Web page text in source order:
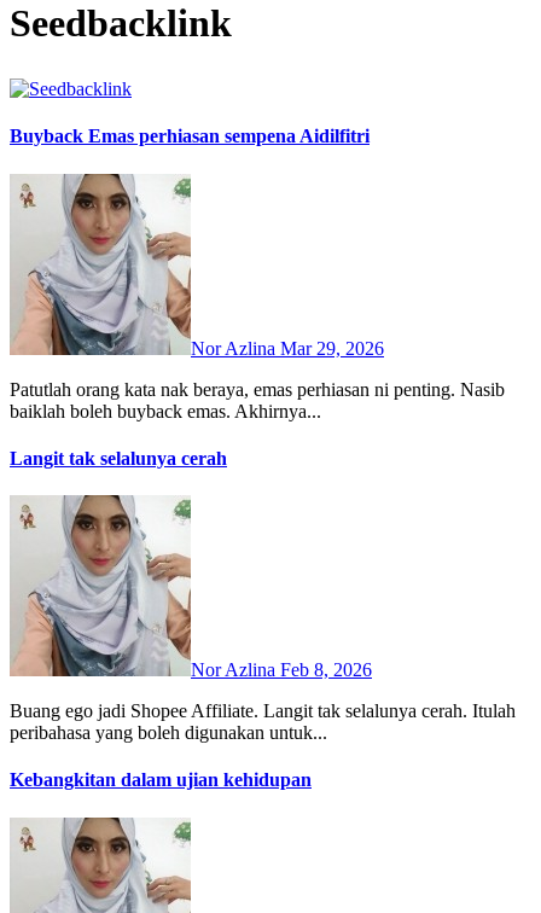
Seedbacklink
Buyback Emas perhiasan sempena Aidilfitri
Nor Azlina Mar 29, 2026
Patutlah orang kata nak beraya, emas perhiasan ni penting. Nasib
baiklah boleh buyback emas. Akhirnya...
Langit tak selalunya cerah
Nor Azlina Feb 8, 2026
Buang ego jadi Shopee Affiliate. Langit tak selalunya cerah. Itulah
peribahasa yang boleh digunakan untuk...
Kebangkitan dalam ujian kehidupan